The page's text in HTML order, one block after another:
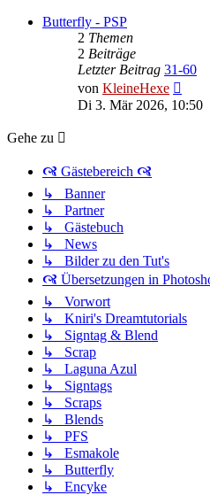
Butterfly - PSP
2 Themen
2 Beiträge
Letzter Beitrag 31-60
von KleineHexe
Di 3. Mär 2026, 10:50
Gehe zu
🙧 Gästebereich 🙧
↳ Banner
↳ Partner
↳ Gästebuch
↳ News
↳ Bilder zu den Tut's
🙧 Übersetzungen in
↳ Vorwort
↳ Kniri's Dreamtutorials
↳ Signtag & Blend
↳ Scrap
↳ Laguna Azul
↳ Signtags
↳ Scraps
↳ Blends
↳ PFS
↳ Esmakole
↳ Butterfly
↳ Encyke